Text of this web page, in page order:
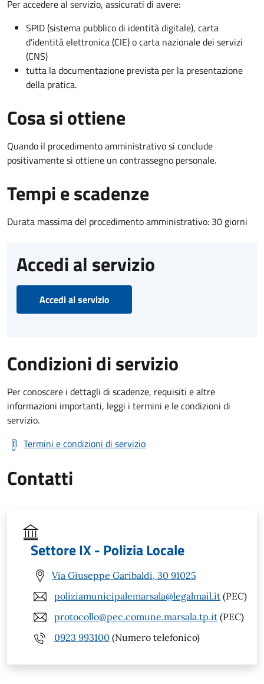
Per accedere al servizio, assicurati di avere:
SPID (sistema pubblico di identità digitale), carta
d’identità elettronica (CIE) o carta nazionale dei servizi
(CNS)
tutta la documentazione prevista per la presentazione
della pratica.
Cosa si ottiene
Quando il procedimento amministrativo si conclude
positivamente si ottiene un contrassegno personale.
Tempi e scadenze
Durata massima del procedimento amministrativo: 30 giorni
Accedi al servizio
Accedi al servizio
Condizioni di servizio
Per conoscere i dettagli di scadenze, requisiti e altre
informazioni importanti, leggi i termini e le condizioni di
servizio.
Termini e condizioni di servizio
Contatti
Settore IX - Polizia Locale
Via Giuseppe Garibaldi, 30 91025
poliziamunicipalemarsala@legalmail.it (PEC)
protocollo@pec.comune.marsala.tp.it (PEC)
0923 993100 (Numero telefonico)